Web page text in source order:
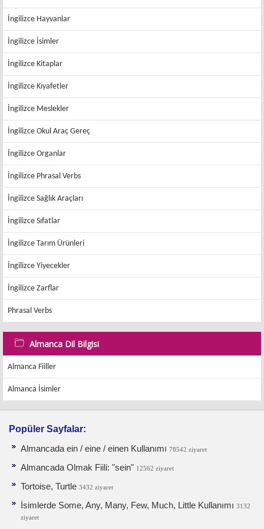
İngilizce Hayvanlar
İngilizce İsimler
İngilizce Kitaplar
İngilizce Kıyafetler
İngilizce Meslekler
İngilizce Okul Araç Gereç
İngilizce Organlar
İngilizce Phrasal Verbs
İngilizce Sağlık Araçları
İngilizce Sıfatlar
İngilizce Tarım Ürünleri
İngilizce Yiyecekler
İngilizce Zarflar
Phrasal Verbs
Almanca Dil Bilgisi
Almanca Fiiller
Almanca İsimler
Popüler Sayfalar:
Almancada ein / eine / einen Kullanımı 78542 ziyaret
Almancada Olmak Fiili: "sein" 12562 ziyaret
Tortoise, Turtle 3432 ziyaret
İsimlerde Some, Any, Many, Few, Much, Little Kullanımı 3132
ziyaret